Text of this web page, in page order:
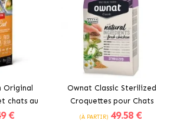
Original
chats au
€
Ownat Classic Sterilized
Croquettes pour Chats
Stérilisés
(À PARTIR) 49.58 €